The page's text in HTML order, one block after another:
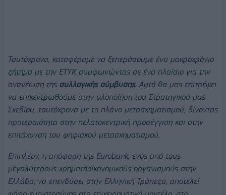
Ταυτόχρονα, καταφέραμε να ξεπεράσουμε ένα μακροχρόνιο
ζήτημα με την ΕΤΥΚ συμφωνώντας σε ένα πλαίσιο για την
ανανέωση της συλλογικής σύμβασης. Αυτό θα μας επιτρέψει
να επικεντρωθούμε στην υλοποίηση του Στρατηγικού μας
Σχεδίου, ταυτόχρονα με το πλάνο μετασχηματισμού, δίνοντας
προτεραιότητα στην πελατοκεντρική προσέγγιση και στην
επιτάχυνση του ψηφιακού μετασχηματισμού.
Επιπλέον, η απόφαση της Eurobank, ενός από τους
μεγαλύτερους χρηματοοικονομικούς οργανισμούς στην
Ελλάδα, να επενδύσει στην Ελληνική Τράπεζα, αποτελεί